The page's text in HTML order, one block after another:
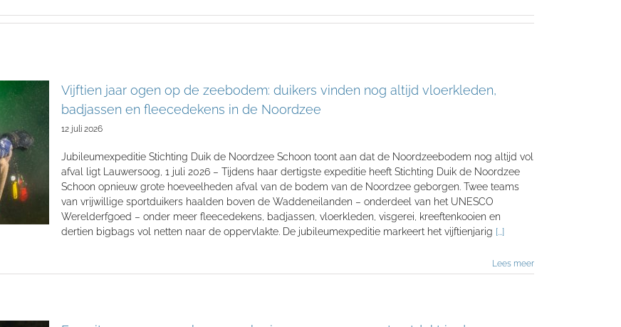
Vijftien jaar ogen op de zeebodem: duikers vinden nog altijd vloerkleden,
badjassen en fleecedekens in de Noordzee
12 juli 2026
Jubileumexpeditie Stichting Duik de Noordzee Schoon toont aan dat de Noordzeebodem nog altijd vol
afval ligt Lauwersoog, 1 juli 2026 – Tijdens haar dertigste expeditie heeft Stichting Duik de Noordzee
Schoon opnieuw grote hoeveelheden afval van de bodem van de Noordzee geborgen. Twee teams
van vrijwillige sportduikers haalden boven de Waddeneilanden – onderdeel van het UNESCO
Werelderfgoed – onder meer fleecedekens, badjassen, vloerkleden, visgerei, kreeftenkooien en
dertien bigbags vol netten naar de oppervlakte. De jubileumexpeditie markeert het vijftienjarig [...]
Lees meer